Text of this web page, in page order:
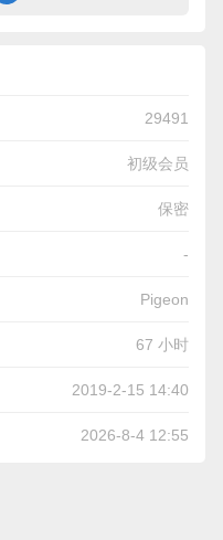
29491
初级会员
保密
-
Pigeon
67 小时
2019-2-15 14:40
2026-8-4 12:55